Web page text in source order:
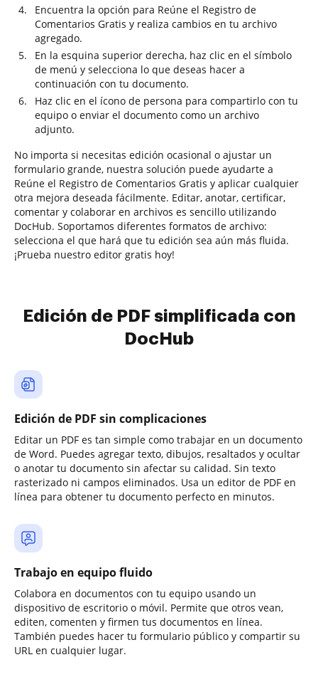
Encuentra la opción para Reúne el Registro de
Comentarios Gratis y realiza cambios en tu archivo
agregado.
En la esquina superior derecha, haz clic en el símbolo
de menú y selecciona lo que deseas hacer a
continuación con tu documento.
Haz clic en el ícono de persona para compartirlo con tu
equipo o enviar el documento como un archivo
adjunto.
No importa si necesitas edición ocasional o ajustar un
formulario grande, nuestra solución puede ayudarte a
Reúne el Registro de Comentarios Gratis y aplicar cualquier
otra mejora deseada fácilmente. Editar, anotar, certificar,
comentar y colaborar en archivos es sencillo utilizando
DocHub. Soportamos diferentes formatos de archivo:
selecciona el que hará que tu edición sea aún más fluida.
¡Prueba nuestro editor gratis hoy!
Edición de PDF simplificada con
DocHub
Edición de PDF sin complicaciones
Editar un PDF es tan simple como trabajar en un documento
de Word. Puedes agregar texto, dibujos, resaltados y ocultar
o anotar tu documento sin afectar su calidad. Sin texto
rasterizado ni campos eliminados. Usa un editor de PDF en
línea para obtener tu documento perfecto en minutos.
Trabajo en equipo fluido
Colabora en documentos con tu equipo usando un
dispositivo de escritorio o móvil. Permite que otros vean,
editen, comenten y firmen tus documentos en línea.
También puedes hacer tu formulario público y compartir su
URL en cualquier lugar.